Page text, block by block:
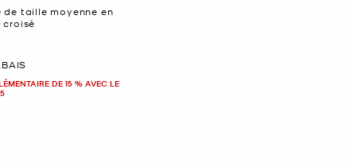
de taille moyenne en
croisé
DE 15 % AVEC LE